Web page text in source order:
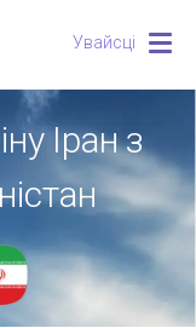
Увайсці
Іран з